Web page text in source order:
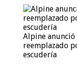
Alpine anunció
reemplazado
escudería